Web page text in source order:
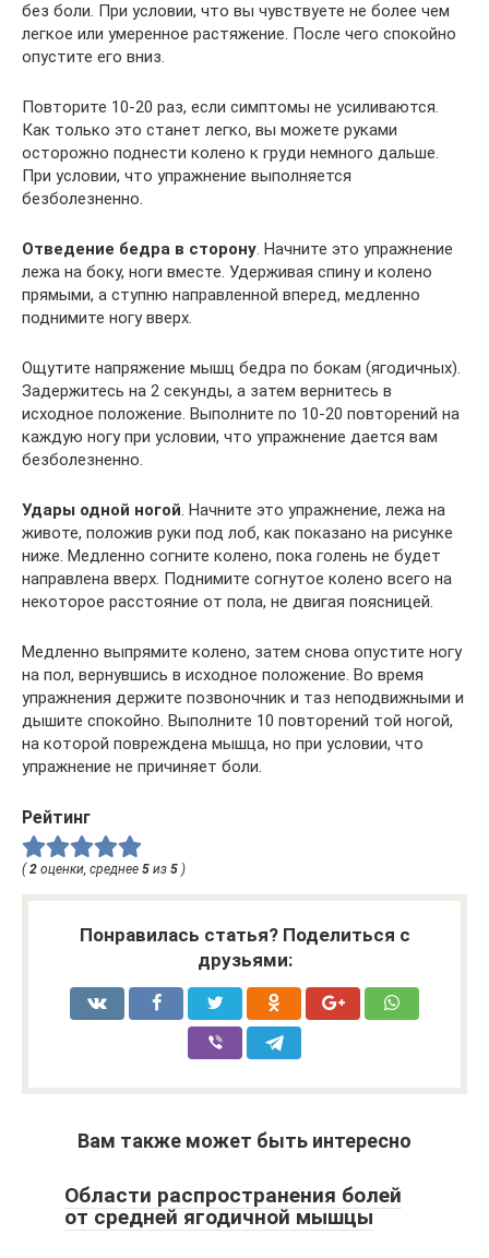
без боли. При условии, что вы чувствуете не более чем
легкое или умеренное растяжение. После чего спокойно
опустите его вниз.
Повторите 10-20 раз, если симптомы не усиливаются.
Как только это станет легко, вы можете руками
осторожно поднести колено к груди немного дальше.
При условии, что упражнение выполняется
безболезненно.
Отведение бедра в сторону. Начните это упражнение
лежа на боку, ноги вместе. Удерживая спину и колено
прямыми, а ступню направленной вперед, медленно
поднимите ногу вверх.
Ощутите напряжение мышц бедра по бокам (ягодичных).
Задержитесь на 2 секунды, а затем вернитесь в
исходное положение. Выполните по 10-20 повторений на
каждую ногу при условии, что упражнение дается вам
безболезненно.
Удары одной ногой. Начните это упражнение, лежа на
животе, положив руки под лоб, как показано на рисунке
ниже. Медленно согните колено, пока голень не будет
направлена ​​вверх. Поднимите согнутое колено всего на
некоторое расстояние от пола, не двигая поясницей.
Медленно выпрямите колено, затем снова опустите ногу
на пол, вернувшись в исходное положение. Во время
упражнения держите позвоночник и таз неподвижными и
дышите спокойно. Выполните 10 повторений той ногой,
на которой повреждена мышца, но при условии, что
упражнение не причиняет боли.
Рейтинг
( 2 оценки, среднее 5 из 5 )
Понравилась статья? Поделиться с
друзьями:
Вам также может быть интересно
Области распространения болей
от средней ягодичной мышцы